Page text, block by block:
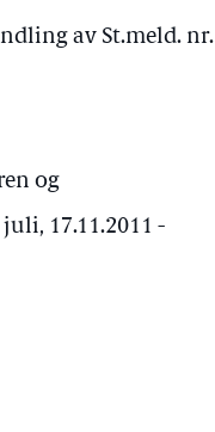
av St.meld. nr.
og
17.11.2011 -